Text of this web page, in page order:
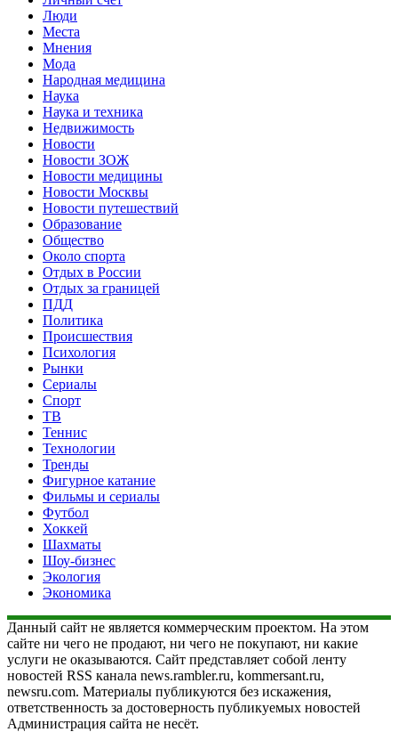
Люди
Места
Мнения
Мода
Народная медицина
Наука
Наука и техника
Недвижимость
Новости
Новости ЗОЖ
Новости медицины
Новости Москвы
Новости путешествий
Образование
Общество
Около спорта
Отдых в России
Отдых за границей
ПДД
Политика
Происшествия
Психология
Рынки
Сериалы
Спорт
ТВ
Теннис
Технологии
Тренды
Фигурное катание
Фильмы и сериалы
Футбол
Хоккей
Шахматы
Шоу-бизнес
Экология
Экономика
Данный сайт не является коммерческим проектом. На этом
сайте ни чего не продают, ни чего не покупают, ни какие
услуги не оказываются. Сайт представляет собой ленту
новостей RSS канала news.rambler.ru, kommersant.ru,
newsru.com. Материалы публикуются без искажения,
ответственность за достоверность публикуемых новостей
Администрация сайта не несёт.